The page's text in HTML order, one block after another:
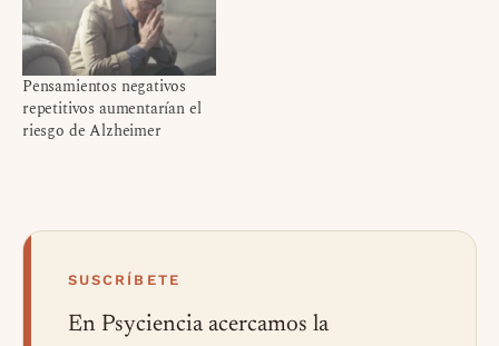
Pensamientos negativos
repetitivos aumentarían el
riesgo de Alzheimer
SUSCRÍBETE
En Psyciencia acercamos la